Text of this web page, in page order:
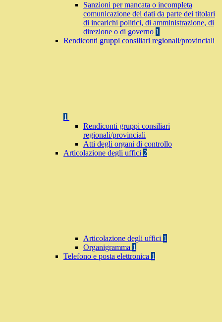
Sanzioni per mancata o incompleta
comunicazione dei dati da parte dei titolari
di incarichi politici, di amministrazione, di
direzione o di governo 1
Rendiconti gruppi consiliari regionali/provinciali
1
Rendiconti gruppi consiliari
regionali/provinciali
Atti degli organi di controllo
Articolazione degli uffici 2
Articolazione degli uffici 1
Organigramma 1
Telefono e posta elettronica 1